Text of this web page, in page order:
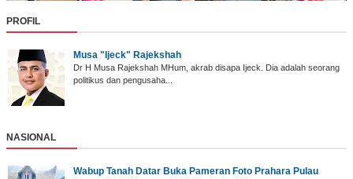
PROFIL
Musa "Ijeck" Rajekshah
Dr H Musa Rajekshah MHum, akrab disapa Ijeck. Dia adalah seorang
politikus dan pengusaha...
NASIONAL
Wabup Tanah Datar ‎Buka Pameran Foto Prahara Pulau